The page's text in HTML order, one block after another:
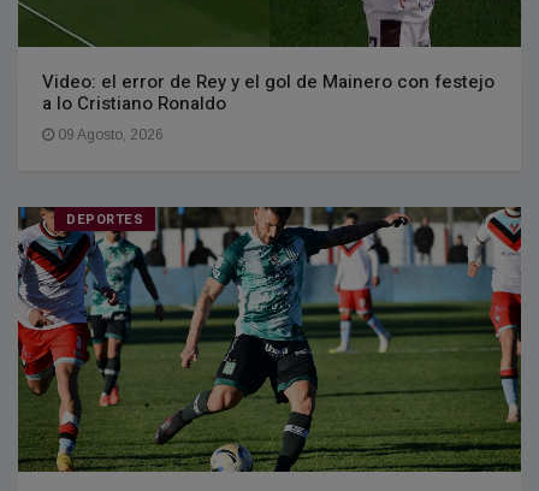
Video: el error de Rey y el gol de Mainero con festejo
a lo Cristiano Ronaldo
09 Agosto, 2026
DEPORTES